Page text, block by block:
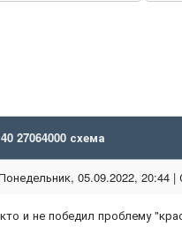
27064000 схема
05.09.2022, 20:44
и не победил проблему